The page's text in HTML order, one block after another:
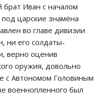
Иван с началом
царские знамёна
во главе дивизии
ни его солдаты-
верно оценив
оружия, довольно
с Автономом Головиным
военнопленного был